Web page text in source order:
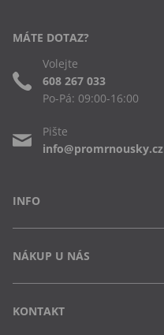
INFO
Často kladené dotazy
Obchodní podmínky
Ochrana osobních údajů
NÁKUP U NÁS
Jak uplatnit slevový kód
KONTAKT
MÁTE DOTAZ?
Volejte
608 267 033
Po-Pá: 09:00-16:00
Pište
info@promrnousky.cz